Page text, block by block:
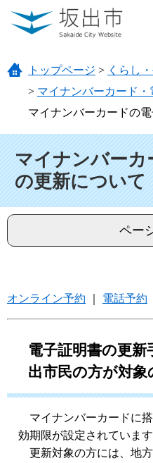
ページの先頭です。
メニューを飛ばして本文へ
トップページ > くらし
> マイナンバーカード・
マイナンバーカードの
マイナンバーカ
の更新について
ペー
オンライン予約 電話予約
電子証明書の更新
出市民の方が対象
マイナンバーカードに
効期限が設定されています
更新対象の方には、地